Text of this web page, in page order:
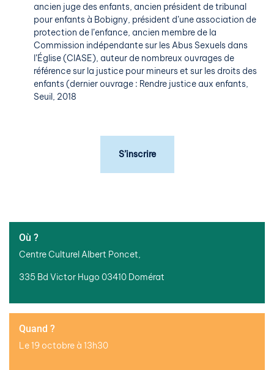
ancien juge des enfants, ancien président de tribunal
pour enfants à Bobigny, président d’une association de
protection de l’enfance, ancien membre de la
Commission indépendante sur les Abus Sexuels dans
l’Église (CIASE), auteur de nombreux ouvrages de
référence sur la justice pour mineurs et sur les droits des
enfants (dernier ouvrage : Rendre justice aux enfants,
Seuil, 2018
S’inscrire
Où ?
Centre Culturel Albert Poncet,
335 Bd Victor Hugo 03410 Domérat
Quand ?
Le 19 octobre à 13h30